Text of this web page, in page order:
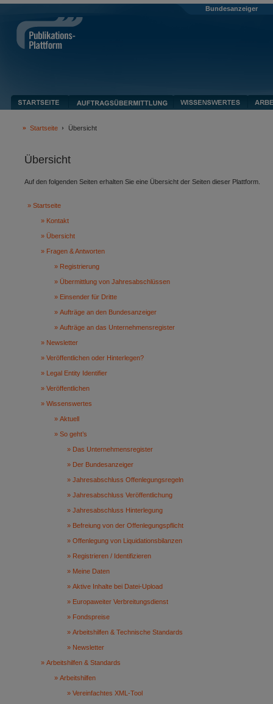
Bundesanzeiger
Startseite Übersicht
Übersicht
Auf den folgenden Seiten erhalten Sie eine Übersicht der Seiten dieser Plattform.
Startseite
Kontakt
Übersicht
Fragen & Antworten
Registrierung
Übermittlung von Jahresabschlüssen
Einsender für Dritte
Aufträge an den Bundesanzeiger
Aufträge an das Unternehmensregister
Newsletter
Veröffentlichen oder Hinterlegen?
Legal Entity Identifier
Veröffentlichen
Wissenswertes
Aktuell
So geht’s
Das Unternehmensregister
Der Bundesanzeiger
Jahresabschluss Offenlegungsregeln
Jahresabschluss Veröffentlichung
Jahresabschluss Hinterlegung
Befreiung von der Offenlegungspflicht
Offenlegung von Liquidationsbilanzen
Registrieren / Identifizieren
Meine Daten
Aktive Inhalte bei Datei-Upload
Europaweiter Verbreitungsdienst
Fondspreise
Arbeitshilfen & Technische Standards
Newsletter
Arbeitshilfen & Standards
Arbeitshilfen
Vereinfachtes XML-Tool